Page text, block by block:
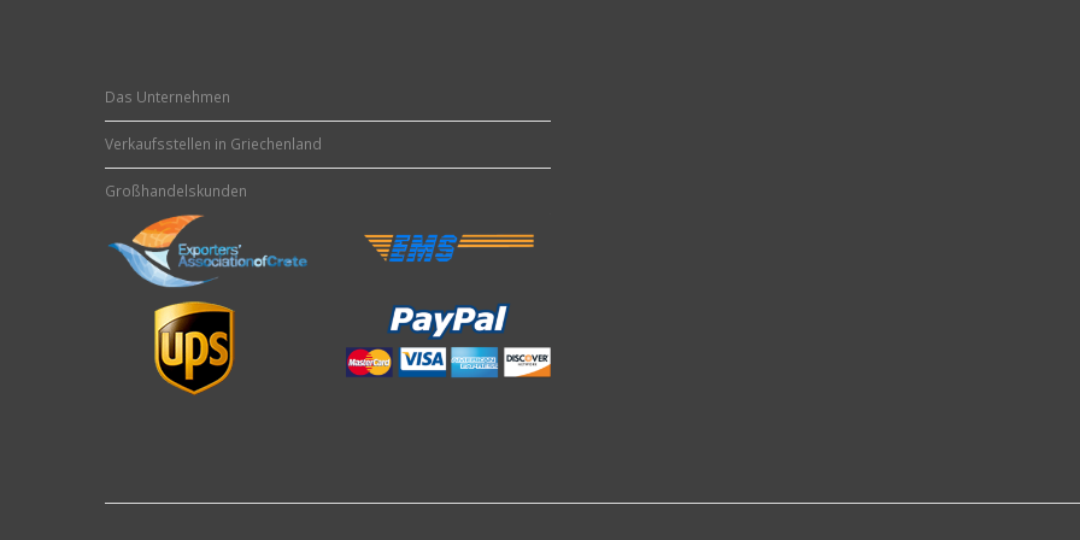
Das Unternehmen
Verkaufsstellen in Griechenland
Großhandelskunden